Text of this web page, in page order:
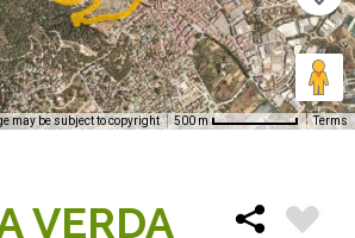
may be subject to copyright 500 m Terms
VERDA